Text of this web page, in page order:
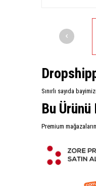
Sınırlı sayıda
Bu
Premium